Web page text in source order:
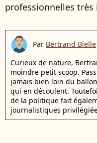
professionnelles
Par Bertrand Bielle
Curieux de nature,
moindre petit scoop.
jamais bien loin du
qui en découlent.
de la politique fait
journalistiques